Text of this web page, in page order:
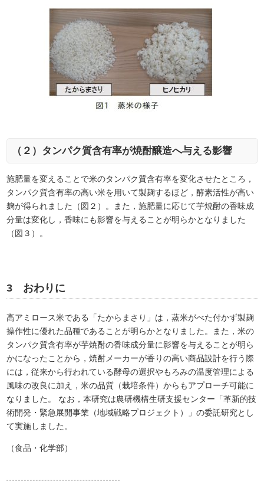
（２）タンパク質含有率が焼酎醸造へ与える影響
施肥量を変えることで米のタンパク質含有率を変化させたところ，
タンパク質含有率の高い米を用いて製麹するほど，酵素活性が高い
麹が得られました（図２）。また，施肥量に応じて芋焼酎の香味成
分量は変化し，香味にも影響を与えることが明らかとなりました
（図３）。
3 おわりに
高アミロース米である「たからまさり」は，蒸米がべた付かず製麹
操作性に優れた品種であることが明らかとなりました。また，米の
タンパク質含有率が芋焼酎の香味成分量に影響を与えることが明ら
かになったことから，焼酎メーカーが香りの高い商品設計を行う際
には，従来から行われている酵母の選択やもろみの温度管理による
風味の改良に加え，米の品質（栽培条件）からもアプローチ可能に
なりました。 なお，本研究は農研機構生研支援センター「革新的技
術開発・緊急展開事業（地域戦略プロジェクト）」の委託研究とし
て実施しました。
（食品・化学部）